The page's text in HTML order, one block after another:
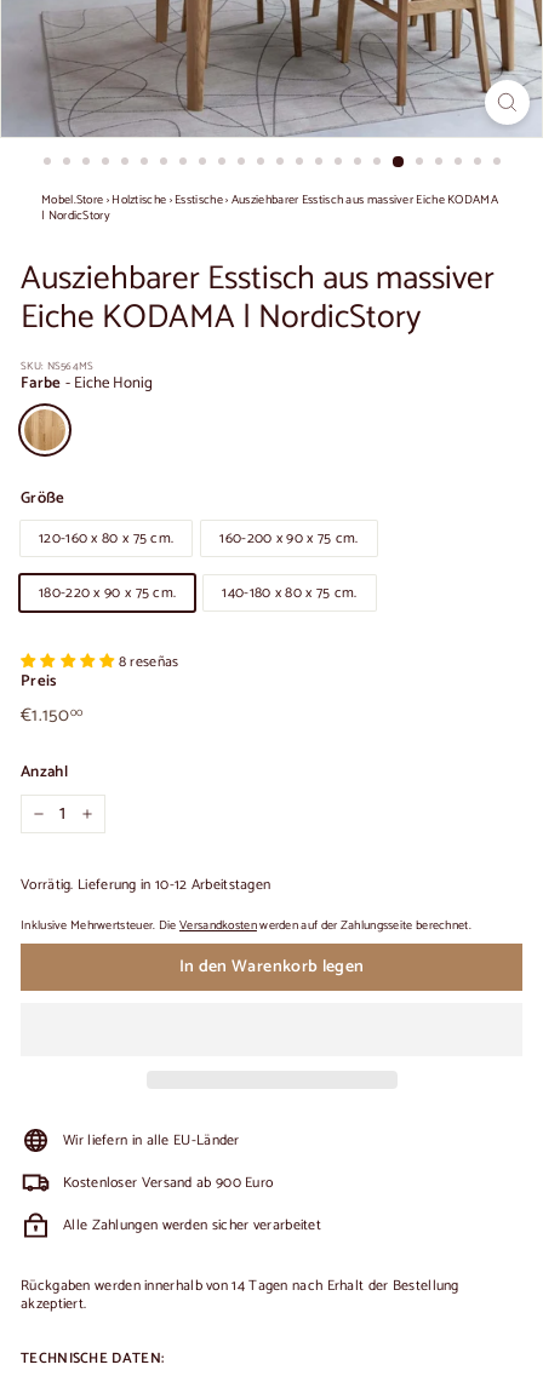
Mobel.Store›Holztische›Esstische›Ausziehbarer Esstisch aus massiver Eiche KODAMA
| NordicStory
Ausziehbarer Esstisch aus massiver
Eiche KODAMA | NordicStory
SKU: NS564MS
Farbe-Eiche Honig
Größe
120-160 x 80 x 75 cm. 160-200 x 90 x 75 cm.
180-220 x 90 x 75 cm. 140-180 x 80 x 75 cm.
8 reseñas
Preis
Üblicher
Preis
€1.15000€1.150,00
Anzahl
+
Vorrätig. Lieferung in 10-12 Arbeitstagen
Inklusive Mehrwertsteuer. DieVersandkostenwerden auf der Zahlungsseite berechnet.
In den Warenkorb legen
Wir liefern in alle EU-Länder
Kostenloser Versand ab 900 Euro
Alle Zahlungen werden sicher verarbeitet
Rückgaben werden innerhalb von 14 Tagen nach Erhalt der Bestellung
akzeptiert.
TECHNISCHE DATEN: